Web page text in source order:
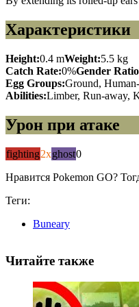
Характеристики
Height:0.4 mWeight:5.5 kg
Catch Rate:0%Gender
Egg Groups:Ground,
Abilities:Limber, Run-away,
Урон при атаке
fighting2xghost0
Нравится Pokemon GO?
Теги:
Buneary
Читайте также